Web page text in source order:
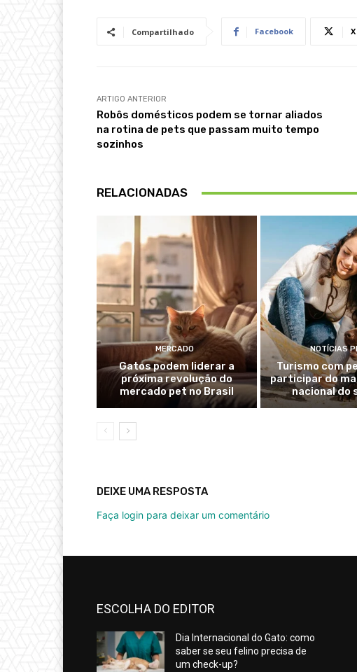
Compartilhado Facebook X
ARTIGO ANTERIOR
Robôs domésticos podem se tornar aliados
na rotina de pets que passam muito tempo
sozinhos
RELACIONADAS
MERCADO
Gatos podem liderar a
próxima revolução do
mercado pet no Brasil
NOTÍCIAS
Turismo com
participar do
nacional do
DEIXE UMA RESPOSTA
Faça login para deixar um comentário
ESCOLHA DO EDITOR
Dia Internacional do Gato: como
saber se seu felino precisa de
um check-up?